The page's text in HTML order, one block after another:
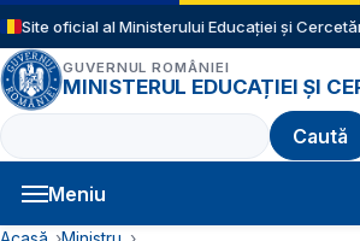
Sari la conținutul principal
Site oficial al Ministerului Educației și
GUVERNUL ROMÂNIEI
MINISTERUL EDUCAȚIEI ȘI
Caută
Meniu